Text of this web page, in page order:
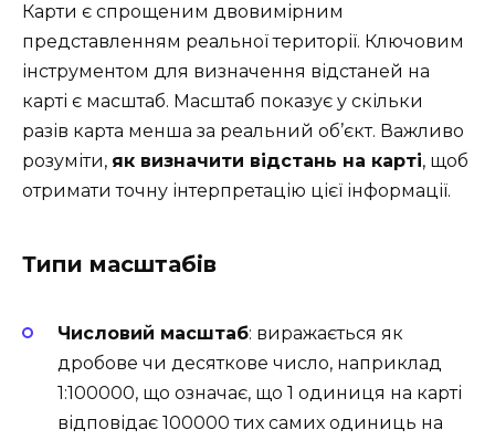
Карти є спрощеним двовимірним
представленням реальної території. Ключовим
інструментом для визначення відстаней на
карті є масштаб. Масштаб показує у скільки
разів карта менша за реальний об’єкт. Важливо
розуміти, як визначити відстань на карті, щоб
отримати точну інтерпретацію цієї інформації.
Типи масштабів
Числовий масштаб: виражається як
дробове чи десяткове число, наприклад
1:100000, що означає, що 1 одиниця на карті
відповідає 100000 тих самих одиниць на